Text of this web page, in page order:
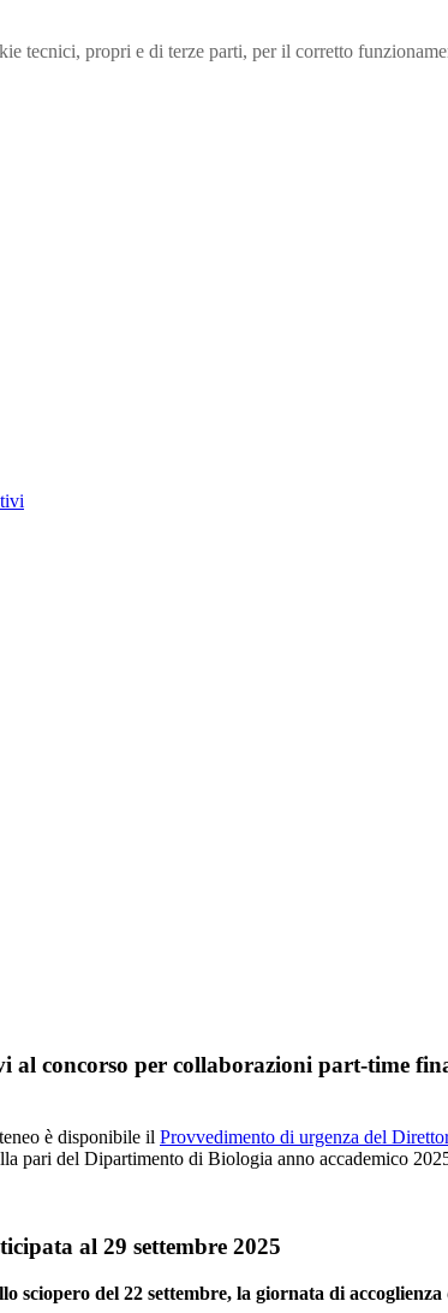
tecnici, propri e di terze parti, per il corretto
al concorso per collaborazioni part-time
è disponibile il Provvedimento di urgenza del
pari del Dipartimento di Biologia anno accademico
al 29 settembre 2025
sciopero del 22 settembre, la giornata di